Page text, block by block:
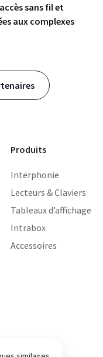
sans fil et
aux complexes
Produits
Interphonie
Lecteurs & Claviers
Tableaux d’affichage
Intrabox
Accessoires